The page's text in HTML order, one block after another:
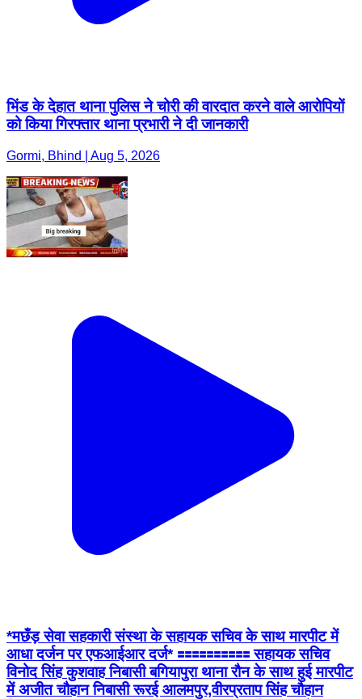
भिंड के देहात थाना पुलिस ने चोरी की वारदात करने वाले आरोपियों
को किया गिरफ्तार थाना प्रभारी ने दी जानकारी
Gormi, Bhind | Aug 5, 2026
*मछँड़ सेवा सहकारी संस्था के सहायक सचिव के साथ मारपीट में
आधा दर्जन पर एफआईआर दर्ज* 🟰🟰🟰🟰🟰🟰🟰🟰🟰🟰 सहायक सचिव
विनोद सिंह कुशवाह निबासी बगियापुरा थाना रौन के साथ हुई मारपीट
में अजीत चौहान निबासी रूरई आलमपुर,वीरप्रताप सिंह चौहान